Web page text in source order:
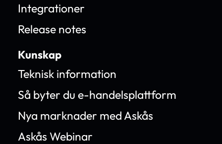
Integrationer
Release notes
Kunskap
Teknisk information
Så byter du e-handelsplattform
Nya marknader med Askås
Askås Webinar